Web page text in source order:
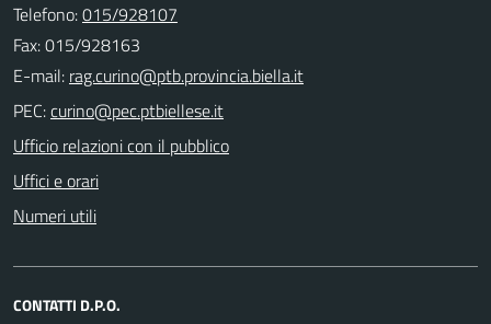
Telefono:015/928107
Fax: 015/928163
E-mail:
PEC:
Ufficio relazioni con il pubblico
Uffici e orari
Numeri utili
CONTATTI D.P.O.